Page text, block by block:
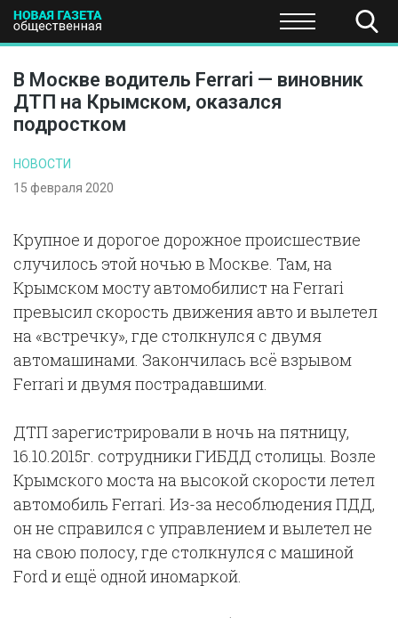
ПОЛИТИКА ЭКОНОМИКА НАУКА И
В Москве водитель Ferrari — виновник
ДТП на Крымском, оказался
подростком
НОВОСТИ
15 февраля 2020
Крупное и дорогое дорожное происшествие
случилось этой ночью в Москве. Там, на
Крымском мосту автомобилист на Ferrari
превысил скорость движения авто и вылетел
на «встречку», где столкнулся с двумя
автомашинами. Закончилась всё взрывом
Ferrari и двумя пострадавшими.
ДТП зарегистрировали в ночь на пятницу,
16.10.2015г. сотрудники ГИБДД столицы. Возле
Крымского моста на высокой скорости летел
автомобиль Ferrari. Из-за несоблюдения ПДД,
он не справился с управлением и вылетел не
на свою полосу, где столкнулся с машиной
Ford и ещё одной иномаркой.